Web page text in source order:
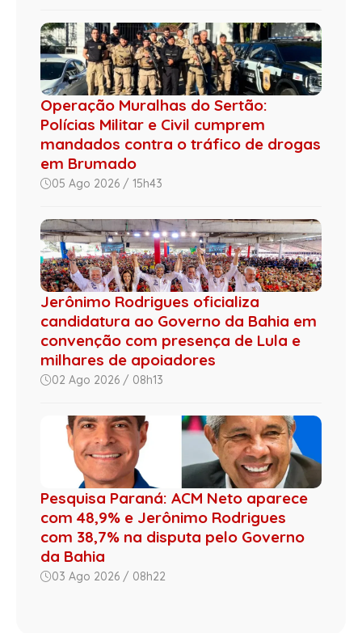
Operação Muralhas do Sertão:
Polícias Militar e Civil cumprem
mandados contra o tráfico de drogas
em Brumado
05 Ago 2026 / 15h43
Jerônimo Rodrigues oficializa
candidatura ao Governo da Bahia em
convenção com presença de Lula e
milhares de apoiadores
02 Ago 2026 / 08h13
Pesquisa Paraná: ACM Neto aparece
com 48,9% e Jerônimo Rodrigues
com 38,7% na disputa pelo Governo
da Bahia
03 Ago 2026 / 08h22